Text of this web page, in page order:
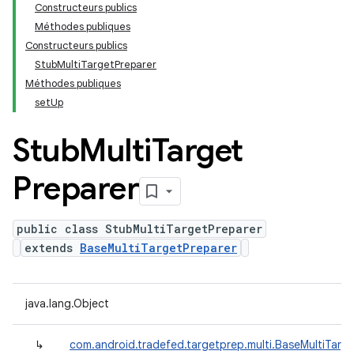
Constructeurs publics
Méthodes publiques
Constructeurs publics
StubMultiTargetPreparer
Méthodes publiques
setUp
StubMultiTarget
Preparer
public class StubMultiTargetPreparer
extends BaseMultiTargetPreparer
java.lang.Object
↳